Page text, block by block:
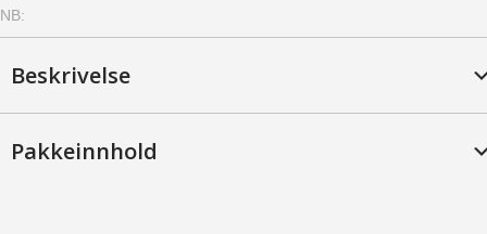
-
Bjerk,
antall
NB:
Beskrivelse
Pakkeinnhold